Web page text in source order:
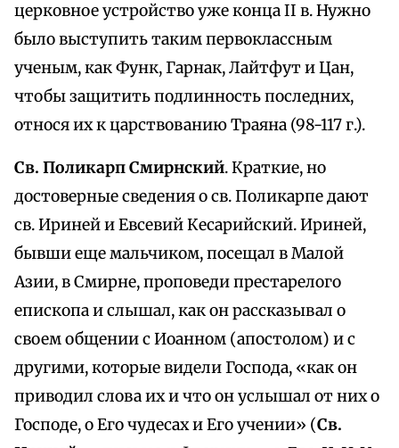
церковное устройство уже конца II в. Нужно
было выступить таким первоклассным
ученым, как Функ, Гарнак, Лайтфут и Цан,
чтобы защитить подлинность последних,
относя их к царствованию Траяна (98-117 г.).
Св. Поликарп Смирнский. Краткие, но
достоверные сведения о св. Поликарпе дают
св. Ириней и Евсевий Кесарийский. Ириней,
бывши еще мальчиком, посещал в Малой
Азии, в Смирне, проповеди престарелого
епископа и слышал, как он рассказывал о
своем общении с Иоанном (апостолом) и с
другими, которые видели Господа, «как он
приводил слова их и что он услышал от них о
Господе, о Его чудесах и Его учении» (Св.